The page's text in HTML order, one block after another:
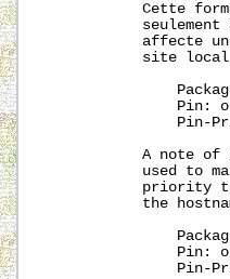
Cette
seulement
affecte
site
Pin:
Pin-
A note of
used to
priority
the
Pin:
Pin-